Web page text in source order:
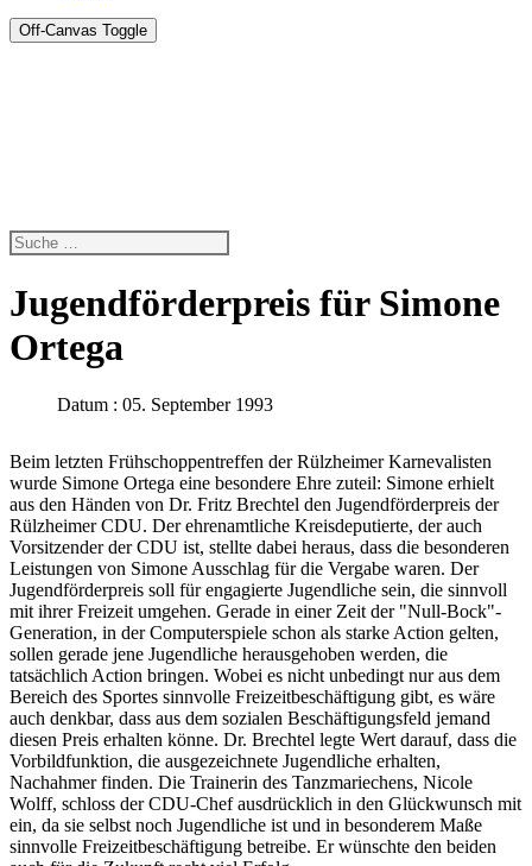
Off-Canvas Toggle
Jugendförderpreis für Simone
Ortega
Datum : 05. September 1993
Beim letzten Frühschoppentreffen der Rülzheimer Karnevalisten
wurde Simone Ortega eine besondere Ehre zuteil: Simone erhielt
aus den Händen von Dr. Fritz Brechtel den Jugendförderpreis der
Rülzheimer CDU. Der ehrenamtliche Kreisdeputierte, der auch
Vorsitzender der CDU ist, stellte dabei heraus, dass die besonderen
Leistungen von Simone Ausschlag für die Vergabe waren. Der
Jugendförderpreis soll für engagierte Jugendliche sein, die sinnvoll
mit ihrer Freizeit umgehen. Gerade in einer Zeit der "Null-Bock"-
Generation, in der Computerspiele schon als starke Action gelten,
sollen gerade jene Jugendliche herausgehoben werden, die
tatsächlich Action bringen. Wobei es nicht unbedingt nur aus dem
Bereich des Sportes sinnvolle Freizeitbeschäftigung gibt, es wäre
auch denkbar, dass aus dem sozialen Beschäftigungsfeld jemand
diesen Preis erhalten könne. Dr. Brechtel legte Wert darauf, dass die
Vorbildfunktion, die ausgezeichnete Jugendliche erhalten,
Nachahmer finden. Die Trainerin des Tanzmariechens, Nicole
Wolff, schloss der CDU-Chef ausdrücklich in den Glückwunsch mit
ein, da sie selbst noch Jugendliche ist und in besonderem Maße
sinnvolle Freizeitbeschäftigung betreibe. Er wünschte den beiden